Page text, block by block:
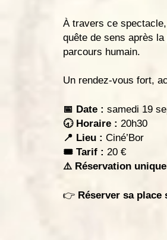
À travers ce
quête de sens après
parcours humain.
Un rendez-vous fort,
📅 Date : samedi 19
🕣 Horaire : 20h30
📍 Lieu : Ciné’Bor
🎟 Tarif : 20 €
⚠️ Réservation
👉 Réserver sa place